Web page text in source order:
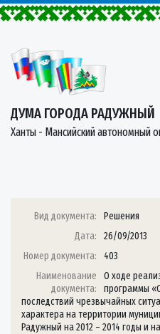
ДУМА ГОРОДА РАДУЖНЫЙ
Ханты - Мансийский автономный
Вид документа:
Решения
Дата:
26/09/2013
Номер документа:
403
Наименование
документа:
О ходе
программы
последствий чрезвычайных
характера на территории
Радужный на 2012 – 2014 годы и